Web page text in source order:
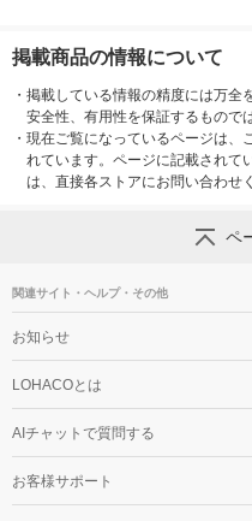
掲載商品の情報について
・ 掲載している情報の精度には万全
安全性、有用性を保証するもので
・ 現在ご覧になっているページは、
れています。ページに記載されて
は、直接各ストアにお問い合わせ
ペ
関連サイト・ヘルプ・その他
お知らせ
LOHACOとは
AIチャットで質問する
お客様サポート